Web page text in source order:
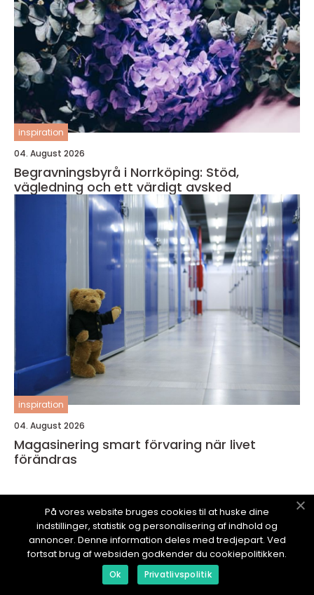
inspiration
04. August 2026
Begravningsbyrå i Norrköping: Stöd,
vägledning och ett värdigt avsked
inspiration
04. August 2026
Magasinering smart förvaring när livet
förändras
SCHWARTZ-PR.se
På vores website bruges cookies til at huske dine
indstillinger, statistik og personalisering af indhold og
annoncer. Denne information deles med tredjepart. Ved
fortsat brug af websiden godkender du cookiepolitikken.
Ok Privatlivspolitik